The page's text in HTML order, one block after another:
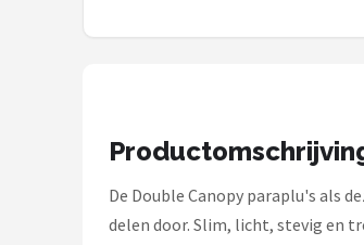
De Double Canopy paraplu's als
delen door. Slim, licht, stevig en